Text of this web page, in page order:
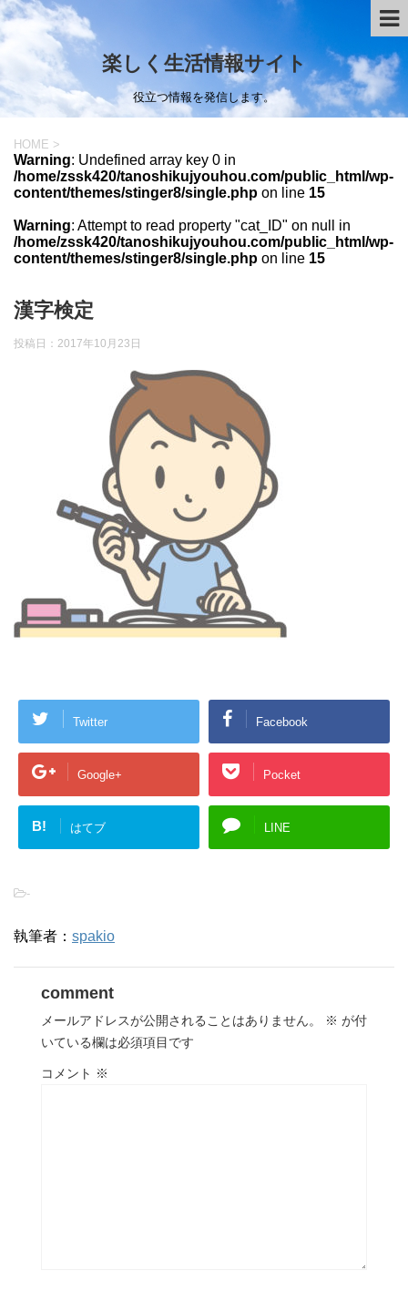
楽しく生活情報サイト
役立つ情報を発信します。
HOME >
Warning: Undefined array key 0 in
/home/zssk420/tanoshikujyouhou.com/public_html/wp-
content/themes/stinger8/single.php on line 15
Warning: Attempt to read property "cat_ID" on null in
/home/zssk420/tanoshikujyouhou.com/public_html/wp-
content/themes/stinger8/single.php on line 15
漢字検定
投稿日： 2017年10月23日
Twitter Facebook
Google+ Pocket
B! はてブ LINE
-
執筆者： spakio
comment
メールアドレスが公開されることはありません。 ※ が付
いている欄は必須項目です
コメント ※